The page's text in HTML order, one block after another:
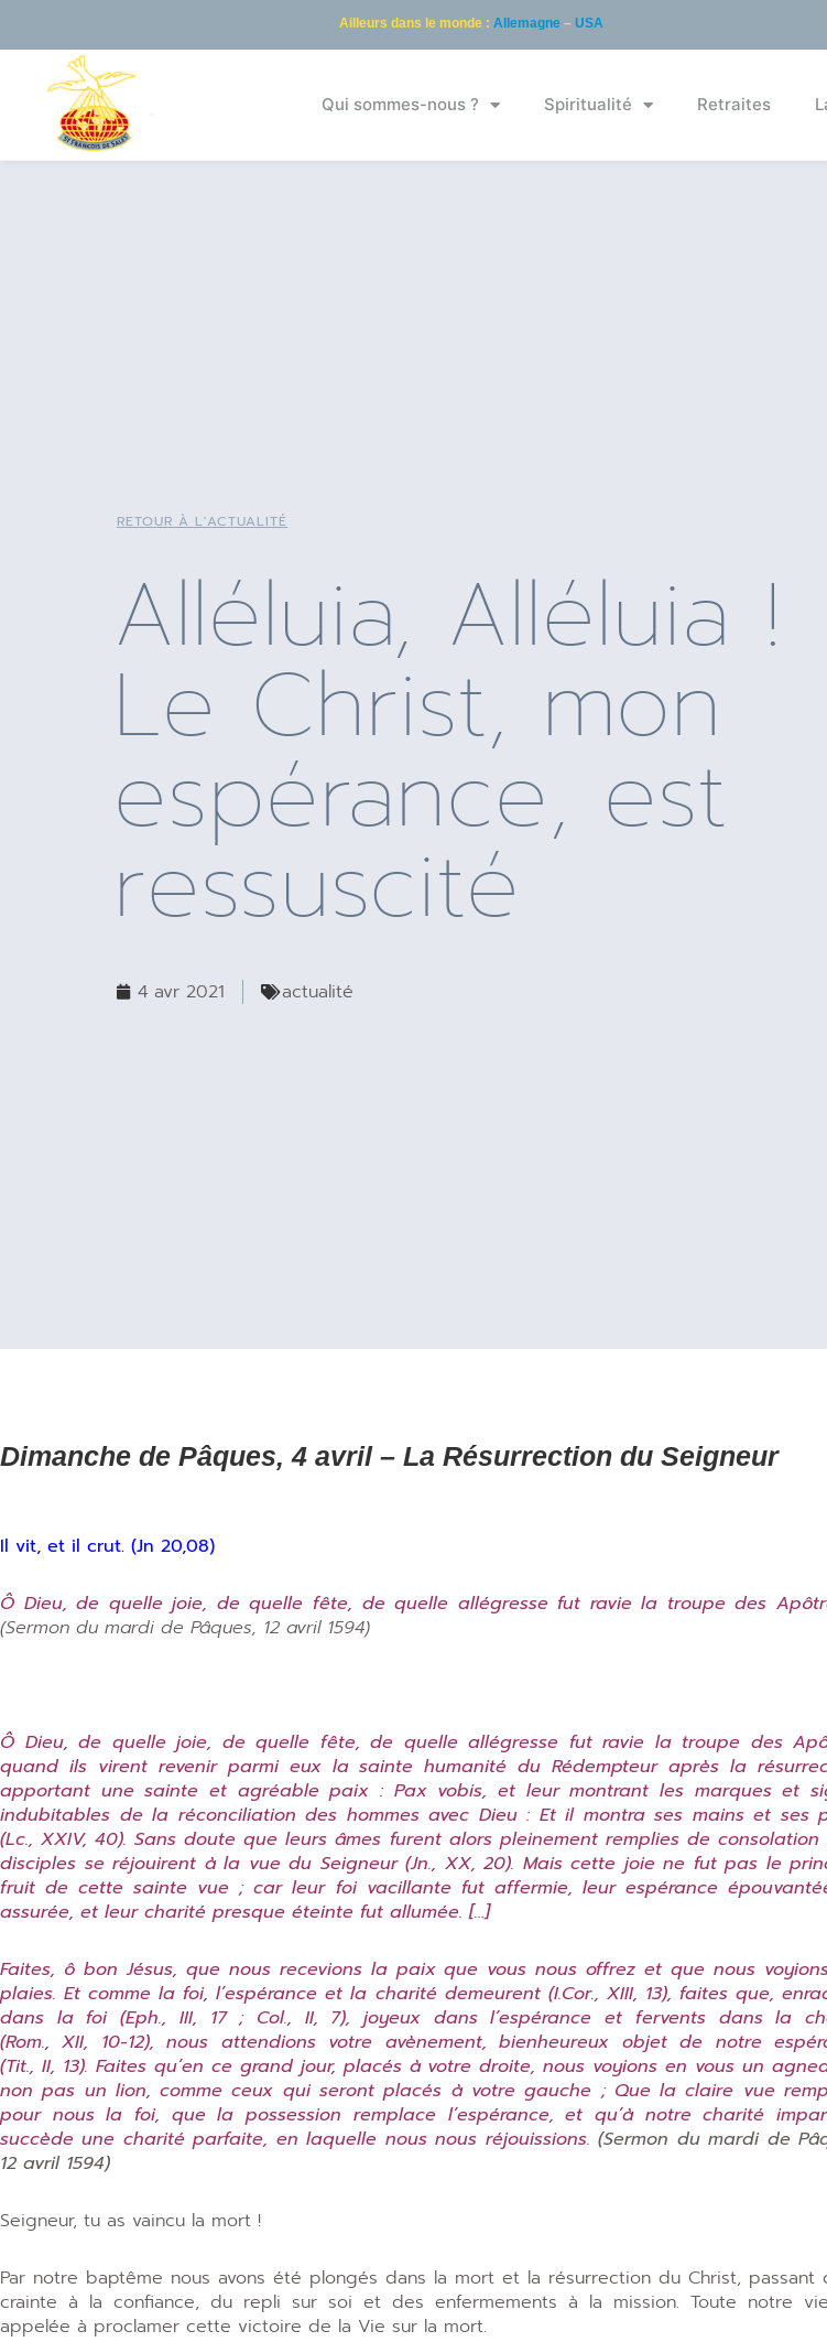
Ailleurs dans le monde : Allemagne– USA
Qui sommes-nous ? Spiritualité Retraites
RETOUR À L'ACTUALITÉ
Alléluia, Alléluia !
Le Christ, mon
espérance, est
ressuscité
4 avr 2021 actualité
Dimanche de Pâques, 4 avril – La Résurrection du Seigneur
Il vit, et il crut. (Jn 20,08)
Ô Dieu, de quelle joie, de quelle fête, de quelle allégresse fut ravie la troupe des
(Sermon du mardi de Pâques, 12 avril 1594)
Ô Dieu, de quelle joie, de quelle fête, de quelle allégresse fut ravie la troupe des
quand ils virent revenir parmi eux la sainte humanité du Rédempteur après la
apportant une sainte et agréable paix : Pax vobis, et leur montrant les marques et
indubitables de la réconciliation des hommes avec Dieu : Et il montra ses mains et ses
(Lc., XXIV, 40). Sans doute que leurs âmes furent alors pleinement remplies de consolation
disciples se réjouirent à la vue du Seigneur (Jn., XX, 20). Mais cette joie ne fut pas le
fruit de cette sainte vue ; car leur foi vacillante fut affermie, leur espérance
assurée, et leur charité presque éteinte fut allumée. […]
Faites, ô bon Jésus, que nous recevions la paix que vous nous offrez et que nous
plaies. Et comme la foi, l’espérance et la charité demeurent (I.Cor., XIII, 13), faites que,
dans la foi (Eph., III, 17 ; Col., II, 7), joyeux dans l’espérance et fervents dans la
(Rom., XII, 10-12), nous attendions votre avènement, bienheureux objet de notre
(Tit., II, 13). Faites qu’en ce grand jour, placés à votre droite, nous voyions en vous un
non pas un lion, comme ceux qui seront placés à votre gauche ; Que la claire vue
pour nous la foi, que la possession remplace l’espérance, et qu’à notre charité
succède une charité parfaite, en laquelle nous nous réjouissions.(Sermon du mardi de
12 avril 1594)
Seigneur, tu as vaincu la mort !
Par notre baptême nous avons été plongés dans la mort et la résurrection du Christ, passant
crainte à la confiance, du repli sur soi et des enfermements à la mission. Toute notre
appelée à proclamer cette victoire de la Vie sur la mort.